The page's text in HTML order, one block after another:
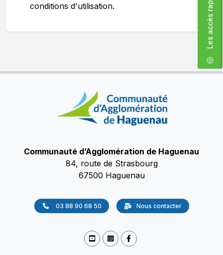
conditions d'utilisation.
Les accès rapidesAccéder aux liens rapides
Communauté d’Agglomération de Haguenau
84, route de Strasbourg
67500 Haguenau
03 88 90 68 50 Nous contacter